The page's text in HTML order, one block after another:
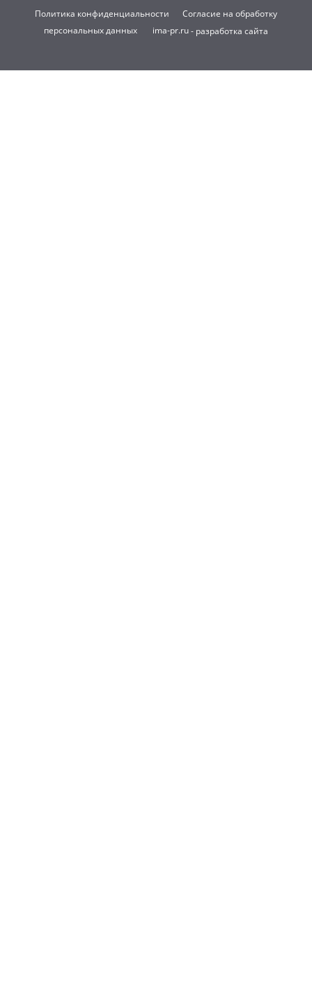
Политика конфиденциальности
Согласие на обработку
персональных данных
ima-pr.ru- разработка сайта